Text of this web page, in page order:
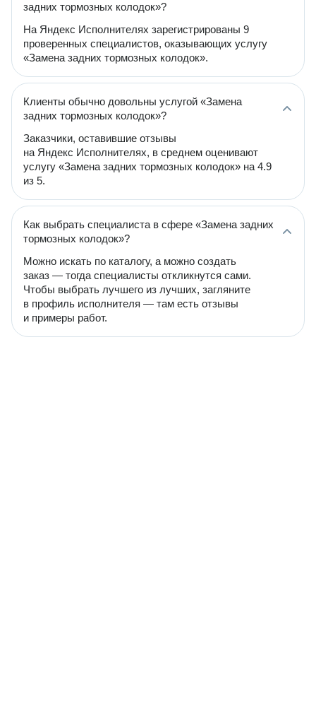
задних тормозных колодок»?
На Яндекс Исполнителях зарегистрированы 9
проверенных специалистов, оказывающих услугу
«Замена задних тормозных колодок».
Клиенты обычно довольны услугой «Замена
задних тормозных колодок»?
Заказчики, оставившие отзывы
на Яндекс Исполнителях, в среднем оценивают
услугу «Замена задних тормозных колодок» на 4.9
из 5.
Как выбрать специалиста в сфере «Замена задних
тормозных колодок»?
Можно искать по каталогу, а можно создать
заказ — тогда специалисты откликнутся сами.
Чтобы выбрать лучшего из лучших, загляните
в профиль исполнителя — там есть отзывы
и примеры работ.